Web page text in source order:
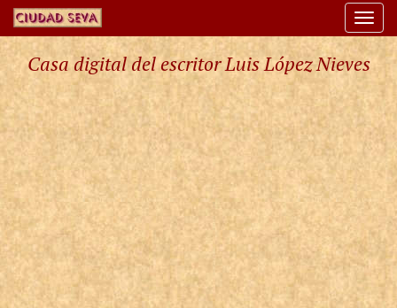
Casa digital del escritor Luis López Nieves